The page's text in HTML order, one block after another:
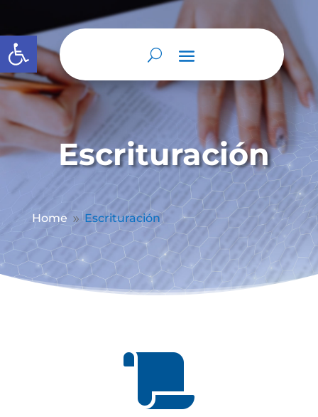
Abrir barra de herramientas
Escrituración
Home 9 Escrituración
